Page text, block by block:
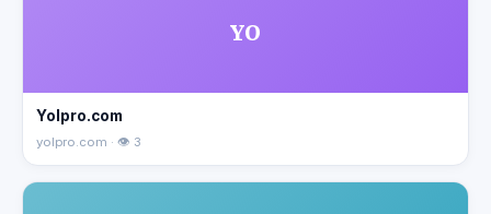
YO
Yolpro.com
yolpro.com · 👁 3